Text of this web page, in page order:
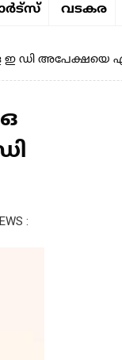
വടകര
ഇ ഡി
: